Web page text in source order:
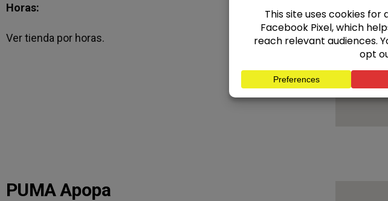
Horas:
Ver tienda por horas.
PUMA Apopa